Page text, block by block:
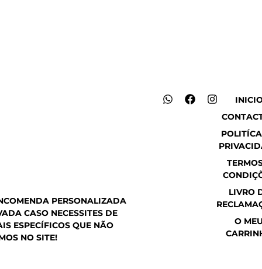
PERSONALIZADA
CASO NECESSITES DE
ESPECÍFICOS QUE NÃO
NO SITE!
LIVRO
O
W
F
I